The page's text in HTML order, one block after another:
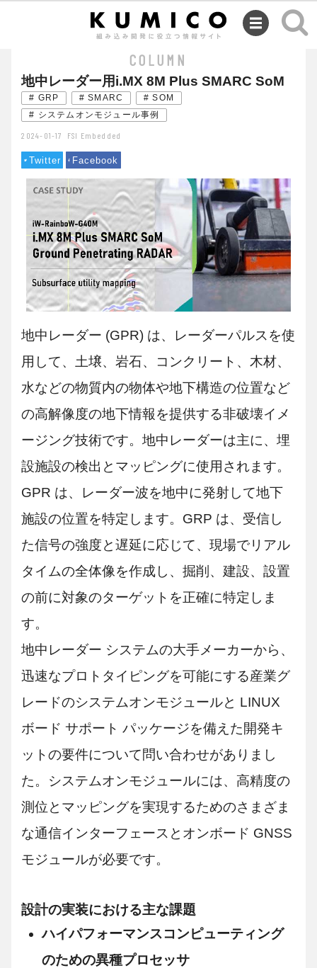
COLUMN
地中レーダー用i.MX 8M Plus SMARC SoM
# GRP # SMARC
# SOM
# システムオンモジュール事例
2024-01-17 FSI Embedded
Twitter Facebook
地中レーダー (GPR) は、レーダーパルスを使
用して、土壌、岩石、コンクリート、木材、
水などの物質内の物体や地下構造の位置など
の高解像度の地下情報を提供する非破壊イメ
ージング技術です。地中レーダーは主に、埋
設施設の検出とマッピングに使用されます。
GPR は、レーダー波を地中に発射して地下
施設の位置を特定します。GRP は、受信し
た信号の強度と遅延に応じて、現場でリアル
タイムの全体像を作成し、掘削、建設、設置
の前に対象のターゲットを正確に特定しま
す。
地中レーダー システムの大手メーカーから、
迅速なプロトタイピングを可能にする産業グ
レードのシステムオンモジュールと LINUX
ボード サポート パッケージを備えた開発キ
ットの要件について問い合わせがありまし
た。システムオンモジュールには、高精度の
測位とマッピングを実現するためのさまざま
な通信インターフェースとオンボード GNSS
モジュールが必要です。
設計の実装における主な課題
ハイパフォーマンスコンピューティング
のための異種プロセッサ